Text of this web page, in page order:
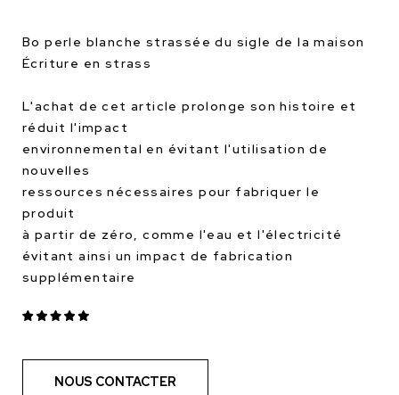
Bo perle blanche strassée du sigle de la maison
Écriture en strass
L'achat de cet article prolonge son histoire et
réduit l'impact
environnemental en évitant l'utilisation de
nouvelles
ressources nécessaires pour fabriquer le
produit
à partir de zéro, comme l'eau et l'électricité
évitant ainsi un impact de fabrication
supplémentaire
NOUS CONTACTER